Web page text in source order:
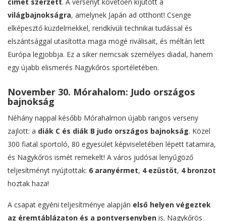
világbajnokságra, amelynek Japán ad otthont! Csenge
elképesztő küzdelmekkel, rendkívüli technikai tudással és
elszántsággal utasította maga mögé riválisait, és méltán lett
Európa legjobbja. Ez a siker nemcsak személyes diadal, hanem
egy újabb elismerés Nagykőrös sportéletében.
November 30. Mórahalom: Judo országos
bajnokság
Néhány nappal később Mórahalmon újabb rangos verseny
zajlott: a diák C és diák B judo országos bajnokság. Közel
300 fiatal sportoló, 80 egyesület képviseletében lépett tatamira,
és Nagykőrös ismét remekelt! A város judósai lenyűgöző
teljesítményt nyújtottak: 6 aranyérmet, 4 ezüstöt, 4 bronzot
hoztak haza!
A csapat egyéni teljesítménye alapján első helyen végeztek
az éremtáblázaton és a pontversenyben is. Nagykőrös